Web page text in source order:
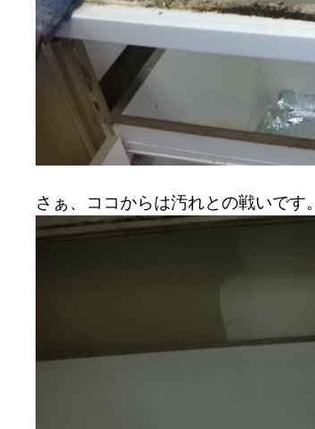
さぁ、ココからは汚れとの戦いです。